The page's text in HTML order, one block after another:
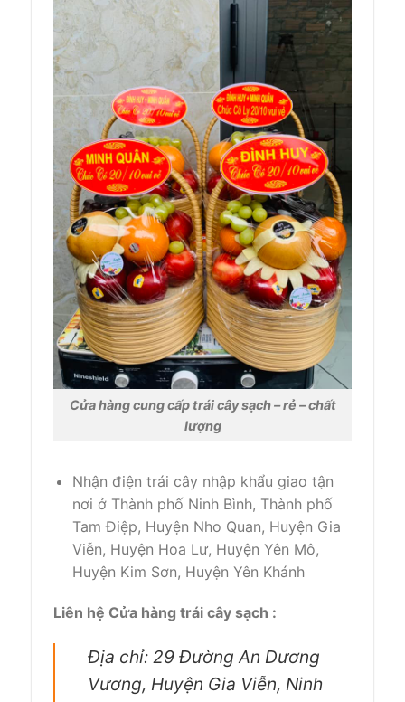
Cửa hàng cung cấp trái cây sạch – rẻ – chất
lượng
Nhận điện trái cây nhập khẩu giao tận
nơi ở Thành phố Ninh Bình, Thành phố
Tam Điệp, Huyện Nho Quan, Huyện Gia
Viễn, Huyện Hoa Lư, Huyện Yên Mô,
Huyện Kim Sơn, Huyện Yên Khánh
Liên hệ Cửa hàng trái cây sạch :
Địa chỉ: 29 Đường An Dương
Vương, Huyện Gia Viễn, Ninh